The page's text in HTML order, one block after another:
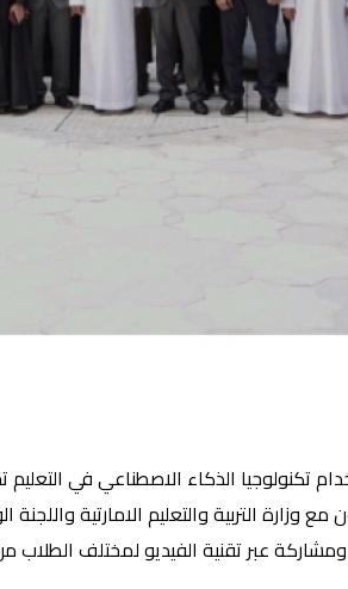
وزارة التربية والتعليم الامارتية
عبر تقنية الفيديو لمختلف الطلاب